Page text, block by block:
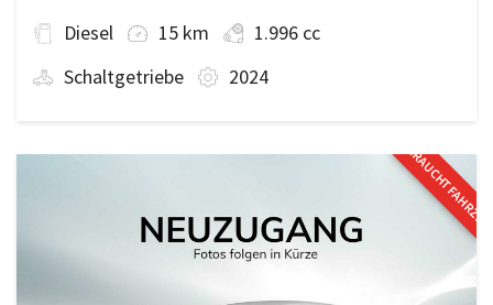
Diesel 15 km
1.996 cc
Schaltgetriebe
2024